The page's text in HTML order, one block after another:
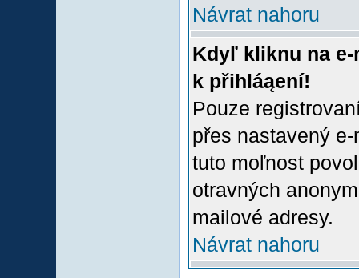
Návrat nahoru
Kdyľ kliknu na
k přihláąení!
Pouze
přes nastavený
tuto moľnost
otravných
mailové adresy.
Návrat nahoru